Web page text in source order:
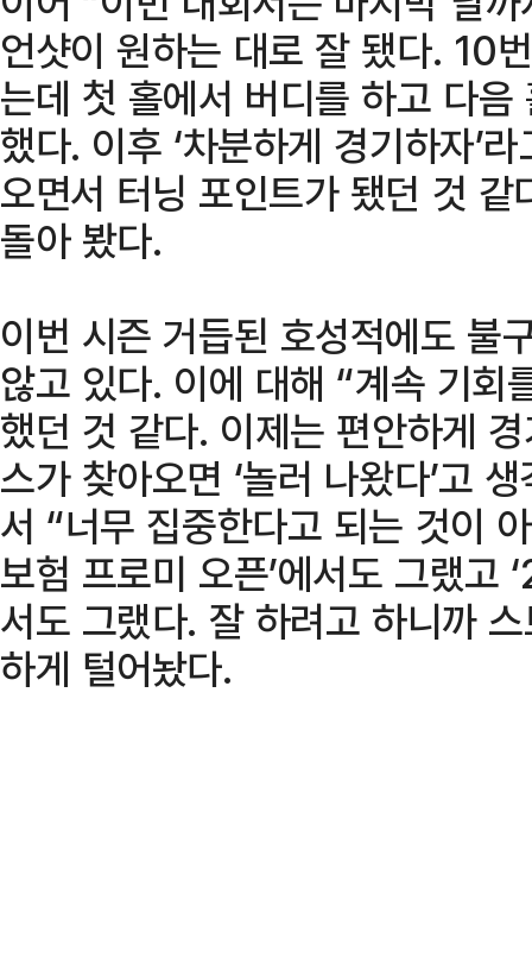
언샷이 원하는 대로 잘 됐다. 10
는데 첫 홀에서 버디를 하고 다
했다. 이후 ‘차분하게 경기하자’
오면서 터닝 포인트가 됐던 것
돌아 봤다.
이번 시즌 거듭된 호성적에도 불
않고 있다. 이에 대해 “계속 기회
했던 것 같다. 이제는 편안하게
스가 찾아오면 ‘놀러 나왔다’고
서 “너무 집중한다고 되는 것이
보험 프로미 오픈’에서도 그랬고
서도 그랬다. 잘 하려고 하니까
하게 털어놨다.